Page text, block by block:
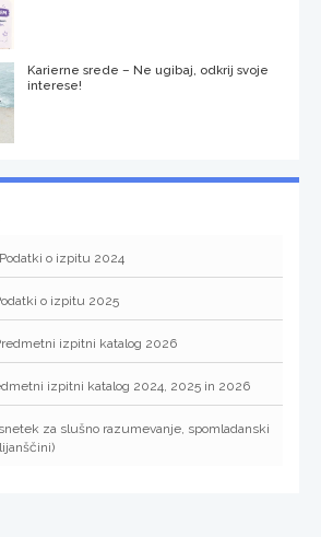
Karierne srede – Ne ugibaj, odkrij svoje
interese!
o izpitu 2024
o izpitu 2025
izpitni katalog 2026
izpitni katalog 2024, 2025 in 2026
za slušno razumevanje, spomladanski